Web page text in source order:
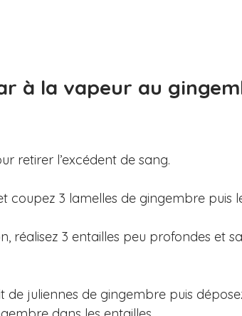
à la vapeur au
retirer l’excédent de sang.
coupez 3 lamelles de gingembre puis
réalisez 3 entailles peu profondes et
de juliennes de gingembre puis